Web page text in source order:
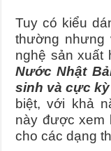
Tuy có kiểu
thường nhưng
nghệ sản xuất
Nước Nhật
sinh và cực
biệt, với khả
này được xem
cho các dạng